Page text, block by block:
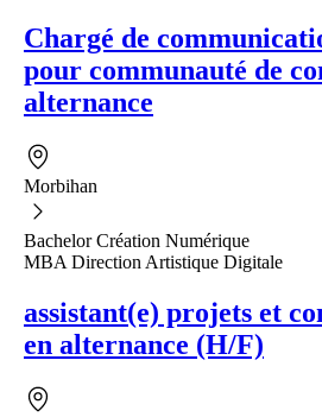
Chargé de
pour communauté de
alternance
Morbihan
Bachelor Création Numérique
MBA Direction Artistique Digitale
assistant(e) projets et
en alternance (H/F)